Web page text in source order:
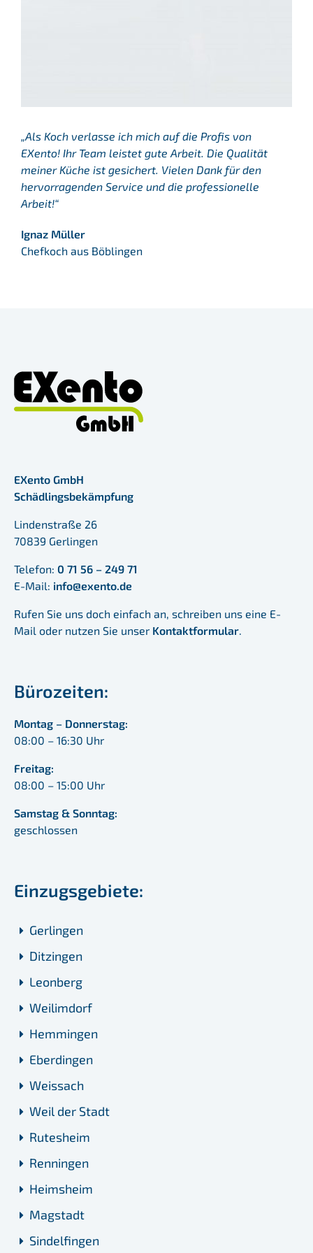
„Als Koch verlasse ich mich auf die Profis von
EXento! Ihr Team leistet gute Arbeit. Die Qualität
meiner Küche ist gesichert. Vielen Dank für den
hervorragenden Service und die professionelle
Arbeit!“
Ignaz Müller
Chefkoch aus Böblingen
EXento GmbH
Schädlingsbekämpfung
Lindenstraße 26
70839 Gerlingen
Telefon: 0 71 56 – 249 71
E-Mail: info@exento.de
Rufen Sie uns doch einfach an, schreiben uns eine E-
Mail oder nutzen Sie unser Kontaktformular.
Bürozeiten:
Montag – Donnerstag:
08:00 – 16:30 Uhr
Freitag:
08:00 – 15:00 Uhr
Samstag & Sonntag:
geschlossen
Einzugsgebiete:
Gerlingen
Ditzingen
Leonberg
Weilimdorf
Hemmingen
Eberdingen
Weissach
Weil der Stadt
Rutesheim
Renningen
Heimsheim
Magstadt
Sindelfingen